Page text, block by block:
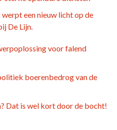
een nieuw licht op de
De Lijn.
voor falend
boerenbedrog van de
Dat is wel kort door de bocht!